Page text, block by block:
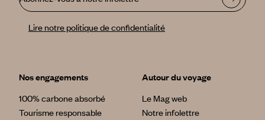
bord, à fendre les eaux transparentes du lagon, à découvrir
le jardin de corail où s'ébattent mille poissons multicolores, à
pique-niquer sur un îlot désertique au son du yukulélé…
hélicoptère ? Sensations garanties pour un souvenir
grandiose qui vous marquera à vie.
Lire notre politique de confidentialité
Nos engagements
100% carbone absorbé
Tourisme responsable
Autour du voyage
Le Mag web
Notre infolettre